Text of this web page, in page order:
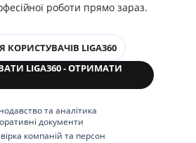
роботи прямо зараз.
КОРИСТУВАЧІВ LIGA360
LIGA360 - ОТРИМАТИ
та аналітика
документи
компаній та персон